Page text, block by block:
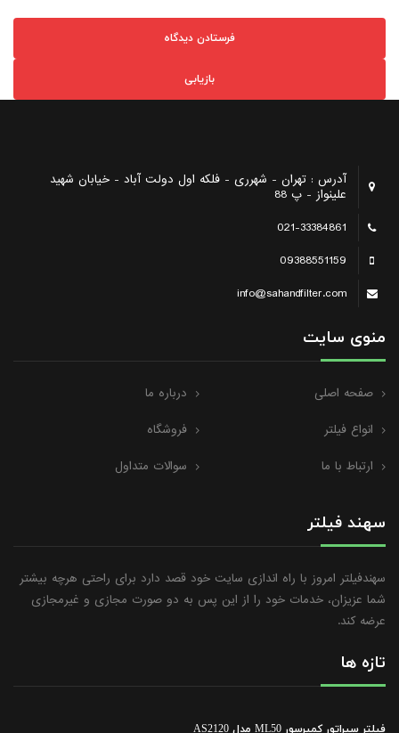
بازیابی
آدرس : تهران - شهرری - فلکه اول دولت آباد - خیابان شهید
علینواز - پ 88
021-33384861
09388551159
info@sahandfilter.com
منوی سایت
صفحه اصلی درباره ما
انواع فیلتر فروشگاه
ارتباط با ما سوالات متداول
سهند فیلتر
سهندفیلتر امروز با راه اندازی سایت خود قصد دارد برای راحتی هرچه بیشتر
شما عزیزان، خدمات خود را از این پس به دو صورت مجازی و غیرمجازی
عرضه کند.
تازه ها
فیلتر سپراتور کمپرسور ML50 مدل AS2120